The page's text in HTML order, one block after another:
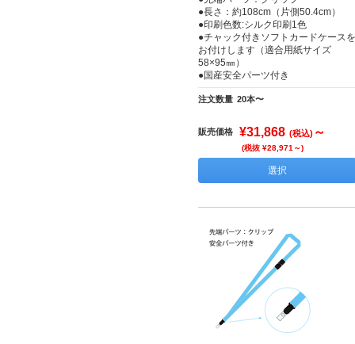
●長さ：約108cm（片側50.4cm）
●印刷色数:シルク印刷1色
●チャック付きソフトカードケースを
お付けします（適合用紙サイズ
58×95㎜）
●国産安全パーツ付き
注文数量 20本〜
販売価格 ¥31,868 (税込) ～
(税抜 ¥28,971～)
選択